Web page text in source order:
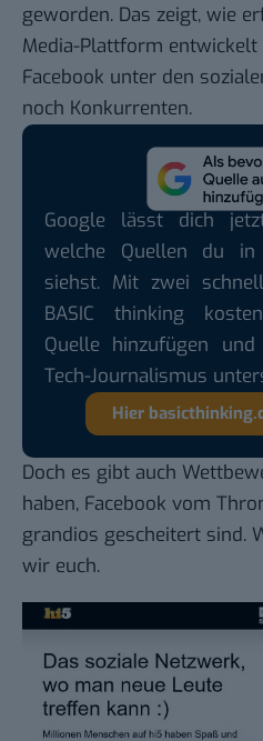
geworden. Das zeigt, wie
Media-Plattform
Facebook unter den
noch Konkurrenten.
Google lässt dich
welche Quellen du
siehst. Mit zwei
BASIC thinking
Quelle hinzufügen
Tech-Journalismus
Hier
Doch es gibt auch
haben, Facebook vom
grandios gescheitert sind.
wir euch.